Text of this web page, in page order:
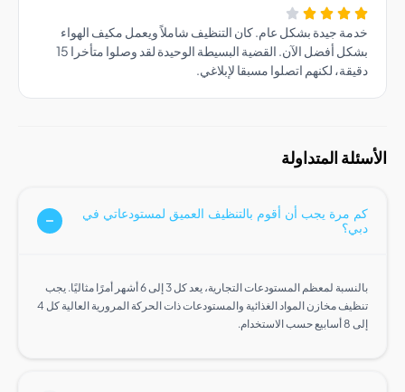
جيدة بشكل عام. كان التنظيف شاملاً ويعمل مكيف الهواء
بشكل أفضل الآن. القضية البسيطة الوحيدة لقد وصلوا متأخرا 15
لكنهم اتصلوا مسبقا لإبلاغي.
المتداولة
يجب أن أقوم بالتنظيف العميق لمستودعاتي في
بالنسبة لمعظم المستودعات التجارية، يعد كل 3 إلى 6 أشهر أمرًا مثاليًا. يجب
تنظيف مخازن المواد الغذائية والمستودعات ذات الحركة المرورية العالية كل 4